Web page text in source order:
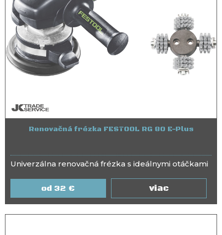
Renovačná frézka FESTOOL RG 80 E-Plus
Univerzálna renovačná frézka s ideálnymi otáčkami
32 € viac